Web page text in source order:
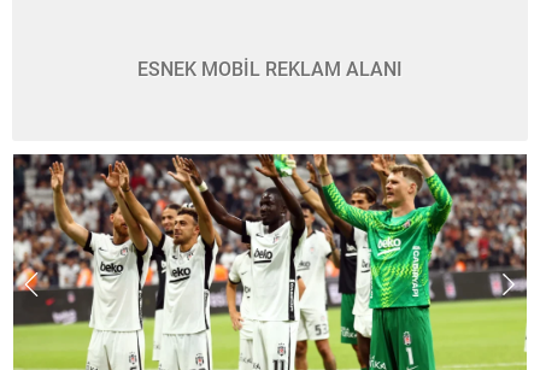
ESNEK MOBİL REKLAM ALANI